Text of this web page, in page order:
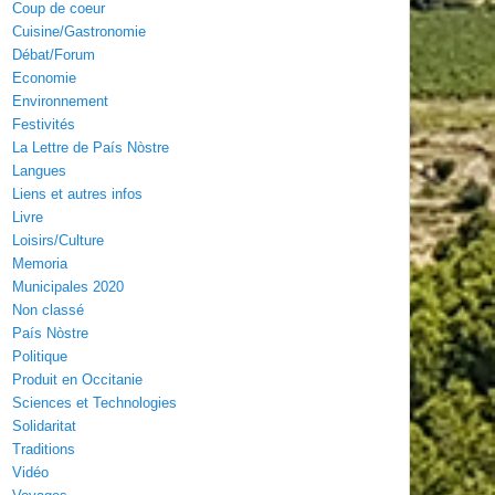
Coup de coeur
Cuisine/Gastronomie
Débat/Forum
Economie
Environnement
Festivités
La Lettre de País Nòstre
Langues
Liens et autres infos
Livre
Loisirs/Culture
Memoria
Municipales 2020
Non classé
País Nòstre
Politique
Produit en Occitanie
Sciences et Technologies
Solidaritat
Traditions
Vidéo